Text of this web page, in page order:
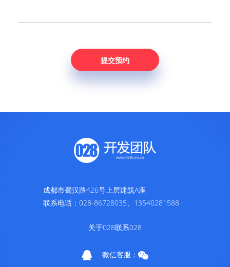
成都市蜀汉路426号上层建筑A座
联系电话：028-86728035、13540281588
关于028联系028
微信客服：